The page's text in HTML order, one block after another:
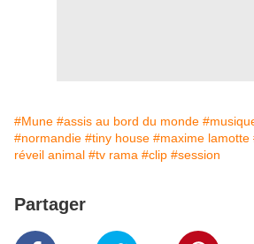
#Mune #assis au bord du monde
#normandie #tiny house #maxime lamotte
réveil animal #tv rama #clip #session
Partager